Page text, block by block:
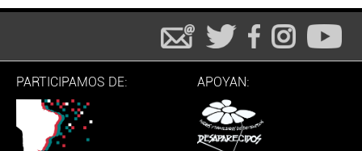
PARTICIPAMOS DE: APOYAN: